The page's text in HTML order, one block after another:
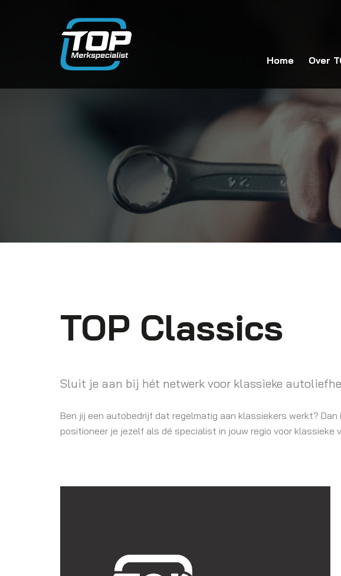
Home Over
TOP Classics
Sluit je aan bij hét netwerk voor klassieke
Ben jij een autobedrijf dat regelmatig aan klassiekers werkt?
positioneer je jezelf als dé specialist in jouw regio voor